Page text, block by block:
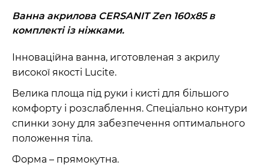
Ванна акрилова CERSANIT Zen 160х85 в
комплекті із ніжками.
Інноваційна ванна, иготовленая з акрилу
високої якості Lucite.
Велика площа під руки і кисті для більшого
комфорту і розслаблення. Спеціально контури
спинки зону для забезпечення оптимального
положення тіла.
Форма – прямокутна.